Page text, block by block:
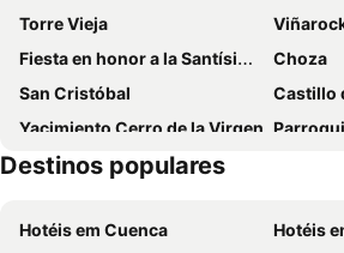
Torre Vieja
Fiesta en honor a la Santísima Virgen de Loreto
Choza
San Cristóbal
Castillo
Yacimiento Cerro de la Virgen Parroquia
Jornadas Cervantinas
Destinos populares
Hotéis em Cuenca
Hotéis